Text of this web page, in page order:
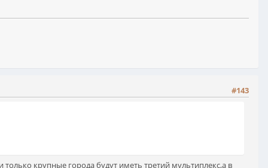
#143
крупные города будут иметь третий мультиплекс,а в